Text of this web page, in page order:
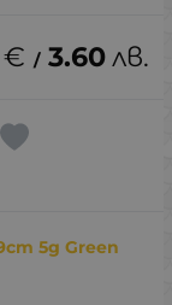
€ / 3.60лв.
5g Green